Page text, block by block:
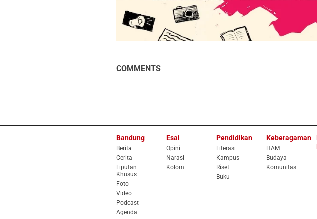
COMMENTS
Bandung
Berita
Cerita
Liputan
Khusus
Foto
Video
Podcast
Agenda
Esai
Opini
Narasi
Kolom
Pendidikan
Literasi
Kampus
Riset
Buku
Keberagaman
HAM
Budaya
Komunitas